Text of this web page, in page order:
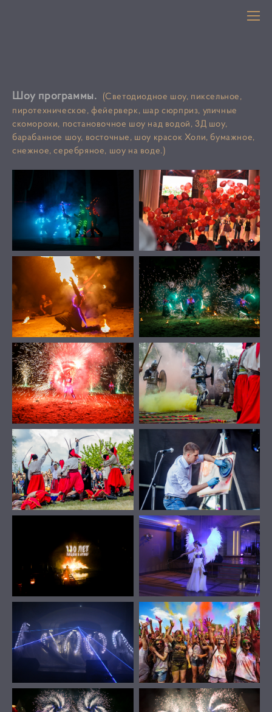
Шоу программы.
(Светодиодное шоу, пиксельное,
пиротехническое, фейерверк, шар сюрприз, уличные
скоморохи, постановочное шоу над водой, 3Д шоу,
барабанное шоу, восточные, шоу красок Холи, бумажное,
снежное, серебряное, шоу на воде.)